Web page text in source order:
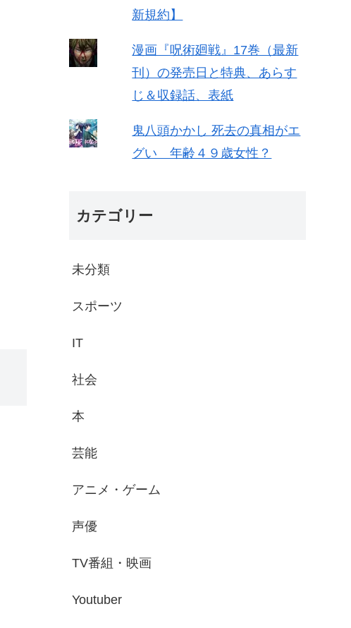
新規約】
漫画『呪術廻戦』17巻（最新
刊）の発売日と特典、あらす
じ＆収録話、表紙
鬼八頭かかし 死去の真相がエ
グい 年齢４９歳女性？
カテゴリー
未分類
スポーツ
IT
社会
本
芸能
アニメ・ゲーム
声優
TV番組・映画
Youtuber